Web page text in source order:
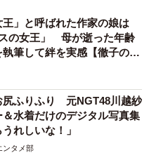
王」と呼ばれた作家の娘は
スの女王」 母が逝った年齢
筆して絆を実感【徹子の部
尻ふりふり 元NGT48川越紗
水着だけのデジタル写真集
れしいな！」
ンタメ部